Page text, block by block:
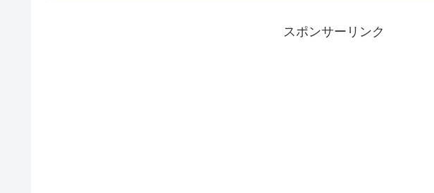
スポンサーリンク